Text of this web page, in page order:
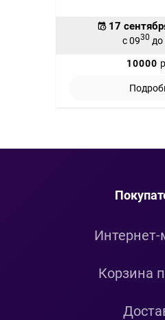
17
с 0930 до
10000
Интернет-
Корзина